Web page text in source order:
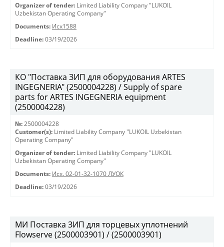
Organizer of tender: Limited Liability Company "LUKOIL
Uzbekistan Operating Company"
Documents: Исх1588
Deadline: 03/19/2026
КО "Поставка ЗИП для оборудования ARTES
INGEGNERIA" (2500004228) / Supply of spare
parts for ARTES INGEGNERIA equipment
(2500004228)
№: 2500004228
Customer(s): Limited Liability Company "LUKOIL Uzbekistan
Operating Company"
Organizer of tender: Limited Liability Company "LUKOIL
Uzbekistan Operating Company"
Documents: Исх. 02-01-32-1070 ЛУОК
Deadline: 03/19/2026
МИ Поставка ЗИП для торцевых уплотнений
Flowserve (2500003901) / (2500003901)